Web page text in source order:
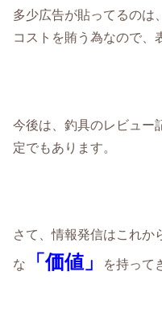
多少広告が貼ってるのは
コストを賄う為なので、
今後は、釣具のレビュー
定でもあります。
さて、情報発信はこれか
な 「価値」 を持って